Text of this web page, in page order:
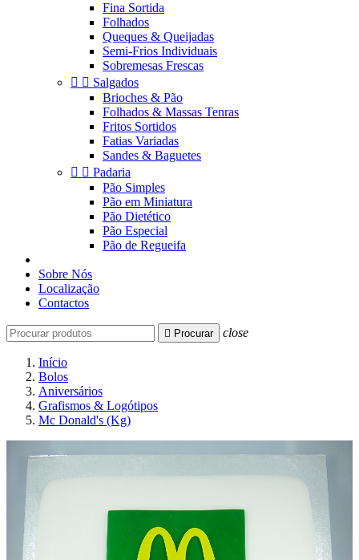
Fina Sortida
Folhados
Queques & Queijadas
Semi-Frios Individuais
Sobremesas Frescas
  Salgados
Brioches & Pão
Folhados & Massas Tenras
Fritos Sortidos
Fatias Variadas
Sandes & Baguetes
  Padaria
Pão Simples
Pão em Miniatura
Pão Dietético
Pão Especial
Pão de Regueifa
Sobre Nós
Localização
Contactos
 Procurar close
Início
Bolos
Aniversários
Grafismos & Logótipos
Mc Donald's (Kg)